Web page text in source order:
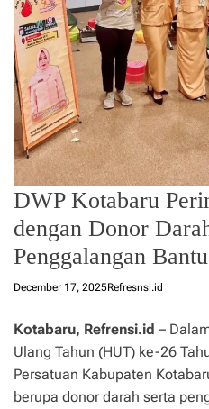
DWP Kotabaru
dengan Donor
Penggalangan
December 17, 2025Refresnsi.id
Kotabaru, Refrensi.id –
Ulang Tahun (HUT) ke-26
Persatuan Kabupaten
berupa donor darah serta